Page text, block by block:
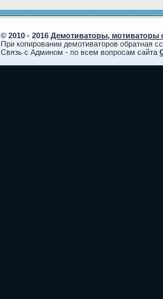
© 2010 - 2016 Демотиваторы, мотиваторы
При копировании демотиваторов обратная
Связь с Админом - по всем вопросам сайта